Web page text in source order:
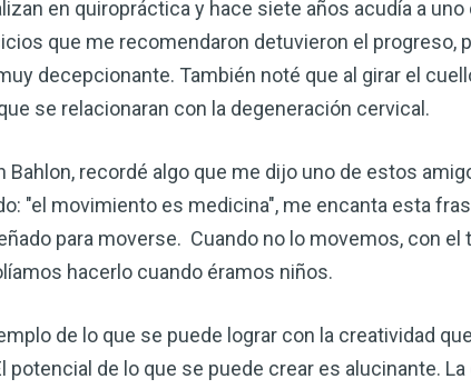
en quiropráctica y hace siete años acudía a uno
que me recomendaron detuvieron el progreso,
decepcionante. También noté que al girar el
se relacionaran con la degeneración cervical.
Bahlon, recordé algo que me dijo uno de estos
"el movimiento es medicina", me encanta esta
para moverse. Cuando no lo movemos, con el
hacerlo cuando éramos niños.
de lo que se puede lograr con la creatividad
de lo que se puede crear es alucinante.
El vinagre de sidra de
remedios más versátiles de
quiera mejorar su digestión,
corazón o controlar su peso,
¡Descubra todo lo que el